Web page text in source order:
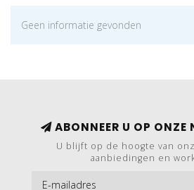
Geen informatie gevonden
ABONNEER U OP ONZE
U blijft op de hoogte van
aanbiedingen en